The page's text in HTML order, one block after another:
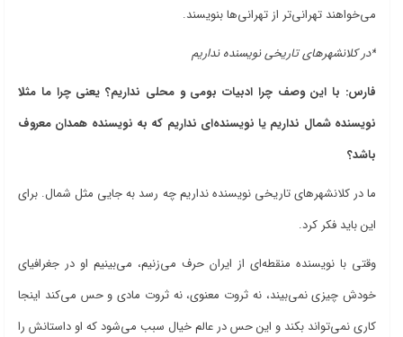
می‌خواهند تهرانی‌تر از تهرانی‌ها بنویسند.
*در کلانشهرهای تاریخی نویسنده نداریم
فارس: با این وصف چرا ادبیات بومی و محلی نداریم؟ یعنی چرا ما مثلا
نویسنده شمال نداریم یا نویسنده‌ای نداریم که به نویسنده همدان معروف
باشد؟
ما در کلانشهرهای تاریخی نویسنده نداریم چه رسد به جایی مثل شمال. برای
این باید فکر کرد.
وقتی با نویسنده منقطه‌ای از ایران حرف می‌زنیم، می‌بینیم او در جغرافیای
خودش چیزی نمی‌بیند، نه ثروت معنوی، نه ثروت مادی و حس می‌کند اینجا
کاری نمی‌تواند بکند و این حس در عالم خیال سبب می‌شود که او داستانش را